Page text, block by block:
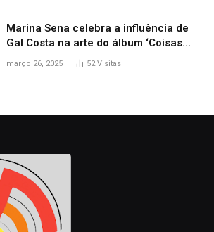
Marina Sena celebra a influência de
Gal Costa na arte do álbum ‘Coisas
naturais’
março 26, 2025 52Visitas